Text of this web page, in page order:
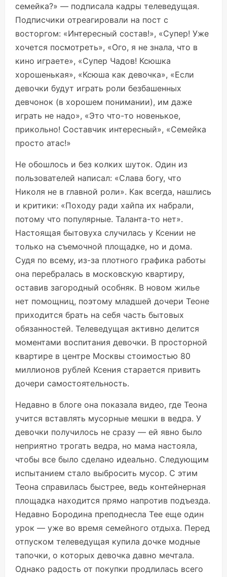
семейка?» — подписала кадры телеведущая.
Подписчики отреагировали на пост с
восторгом: «Интересный состав!», «Супер! Уже
хочется посмотреть», «Ого, я не знала, что в
кино играете», «Супер Чадов! Ксюшка
хорошенькая», «Ксюша как девочка», «Если
девочки будут играть роли безбашенных
девчонок (в хорошем понимании), им даже
играть не надо», «Это что-то новенькое,
прикольно! Составчик интересный», «Семейка
просто атас!»
Не обошлось и без колких шуток. Один из
пользователей написал: «Слава богу, что
Николя не в главной роли». Как всегда, нашлись
и критики: «Походу ради хайпа их набрали,
потому что популярные. Таланта-то нет».
Настоящая бытовуха случилась у Ксении не
только на съемочной площадке, но и дома.
Судя по всему, из-за плотного графика работы
она перебралась в московскую квартиру,
оставив загородный особняк. В новом жилье
нет помощниц, поэтому младшей дочери Теоне
приходится брать на себя часть бытовых
обязанностей. Телеведущая активно делится
моментами воспитания девочки. В просторной
квартире в центре Москвы стоимостью 80
миллионов рублей Ксения старается привить
дочери самостоятельность.
Недавно в блоге она показала видео, где Теона
учится вставлять мусорные мешки в ведра. У
девочки получилось не сразу — ей явно было
неприятно трогать ведра, но мама настояла,
чтобы все было сделано идеально. Следующим
испытанием стало выбросить мусор. С этим
Теона справилась быстрее, ведь контейнерная
площадка находится прямо напротив подъезда.
Недавно Бородина преподнесла Тее еще один
урок — уже во время семейного отдыха. Перед
отпуском телеведущая купила дочке модные
тапочки, о которых девочка давно мечтала.
Однако радость от покупки продлилась всего